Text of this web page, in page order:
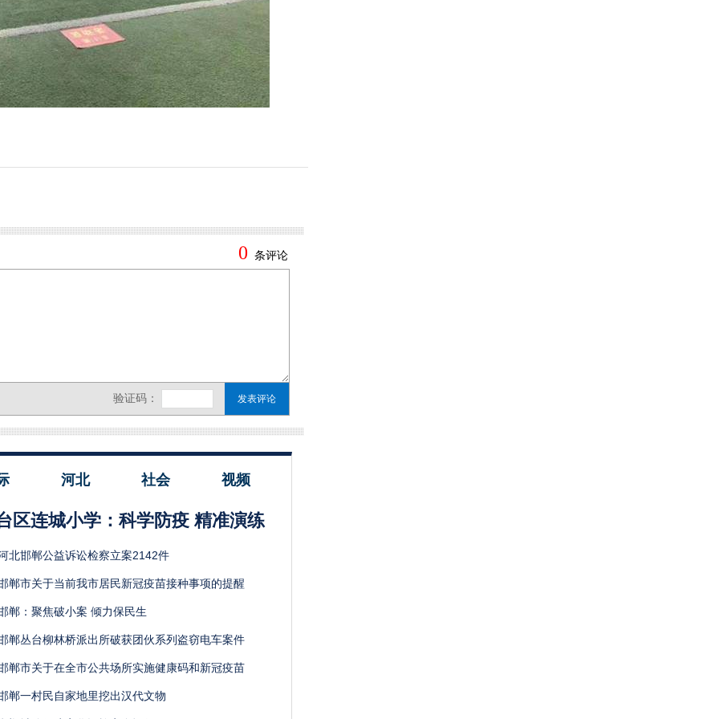
河北 社会 视频
区连城小学：科学防疫 精准演练
北邯郸公益诉讼检察立案2142件
郸市关于当前我市居民新冠疫苗接种事项的提醒
郸：聚焦破小案 倾力保民生
郸丛台柳林桥派出所破获团伙系列盗窃电车案件
郸市关于在全市公共场所实施健康码和新冠疫苗
郸一村民自家地里挖出汉代文物